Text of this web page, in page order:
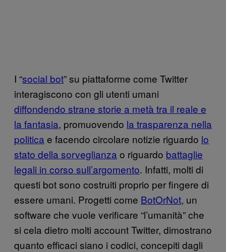
I “social bot” su piattaforme come Twitter
interagiscono con gli utenti umani
diffondendo strane storie a metà tra il reale e
la fantasia, promuovendo la trasparenza nella
politica e facendo circolare notizie riguardo lo
stato della sorveglianza o riguardo battaglie
legali in corso sull’argomento. Infatti, molti di
questi bot sono costruiti proprio per fingere di
essere umani. Progetti come BotOrNot, un
software che vuole verificare “l’umanità” che
si cela dietro molti account Twitter, dimostrano
quanto efficaci siano i codici, concepiti dagli